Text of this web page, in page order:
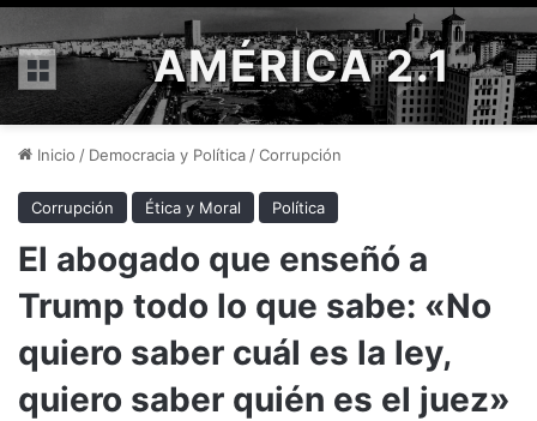
Menú AMÉRICA 2.1
Inicio / Democracia y Política /Corrupción
Corrupción Ética y Moral Política
El abogado que enseñó a
Trump todo lo que sabe: «No
quiero saber cuál es la ley,
quiero saber quién es el juez»